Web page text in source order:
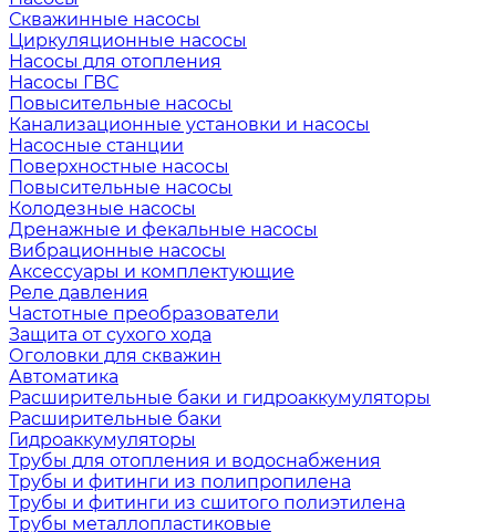
Скважинные насосы
Циркуляционные насосы
Насосы для отопления
Насосы ГВС
Повысительные насосы
Канализационные установки и насосы
Насосные станции
Поверхностные насосы
Повысительные насосы
Колодезные насосы
Дренажные и фекальные насосы
Вибрационные насосы
Аксессуары и комплектующие
Реле давления
Частотные преобразователи
Защита от сухого хода
Оголовки для скважин
Автоматика
Расширительные баки и гидроаккумуляторы
Расширительные баки
Гидроаккумуляторы
Трубы для отопления и водоснабжения
Трубы и фитинги из полипропилена
Трубы и фитинги из сшитого полиэтилена
Трубы металлопластиковые